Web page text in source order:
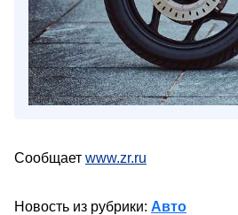
Сообщает www.zr.ru
Новость из рубрики: Авто